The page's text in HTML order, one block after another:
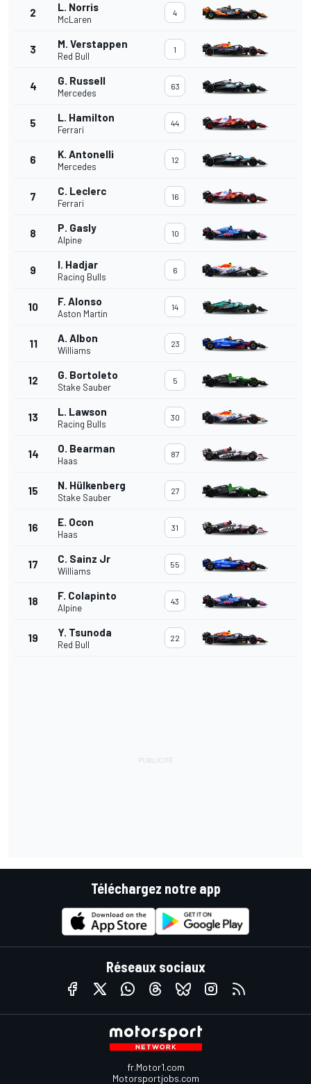
2 L. Norris
McLaren
4
3 M. Verstappen
Red Bull
1
4 G. Russell
Mercedes
63
5 L. Hamilton
Ferrari
44
6 K. Antonelli
Mercedes
12
7 C. Leclerc
Ferrari
16
8 P. Gasly
Alpine
10
9 I. Hadjar
Racing Bulls
6
10 F. Alonso
Aston Martin
14
11 A. Albon
Williams
23
12 G. Bortoleto
Stake Sauber
5
13 L. Lawson
Racing Bulls
30
14 O. Bearman
Haas
87
15 N. Hülkenberg
Stake Sauber
27
16 E. Ocon
Haas
31
17 C. Sainz Jr
Williams
55
18 F. Colapinto
Alpine
43
19 Y. Tsunoda
Red Bull
22
Téléchargez notre app
Réseaux sociaux
fr.Motor1.com
Motorsportjobs.com